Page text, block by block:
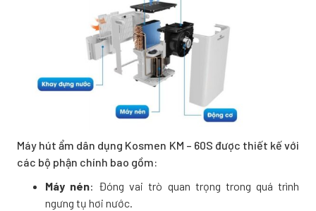
Máy hút ẩm dân dụng Kosmen KM – 60S được thiết kế với
các bộ phận chính bao gồm:
Máy nén: Đóng vai trò quan trọng trong quá trình
ngưng tụ hơi nước.